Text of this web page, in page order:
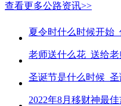
查看更多公路资讯>>
夏令时什么时候开始
老师送什么花_送给
圣诞节是什么时候_圣